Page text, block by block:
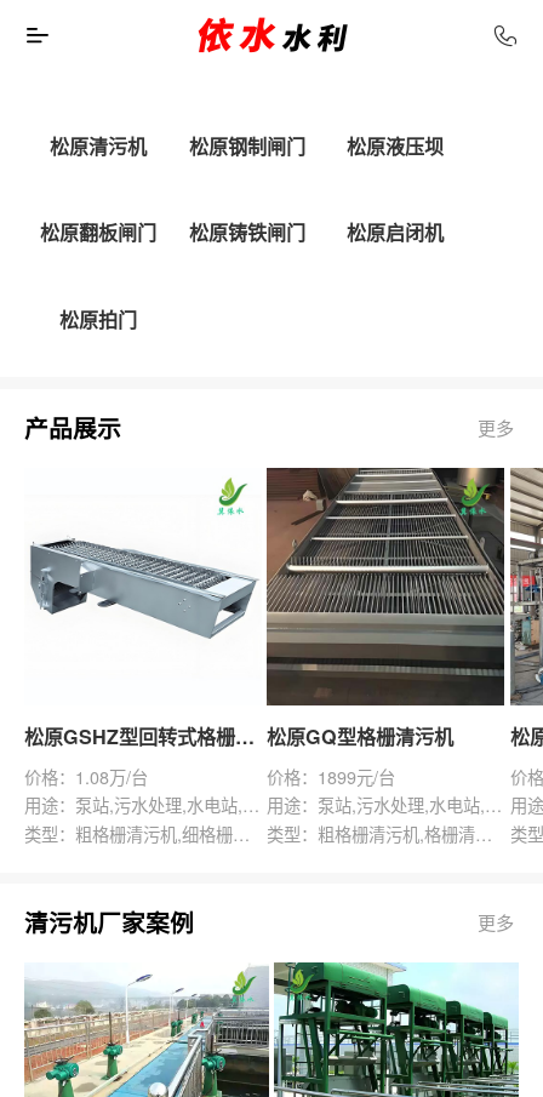
松原清污机 松原钢制闸门 松原液压坝
松原翻板闸门 松原铸铁闸门 松原启闭机
松原拍门
产品展示 更多
松原GSHZ型回转式格栅除污机
价格：1.08万/台
用途：泵站,污水处理,水电站,自来水厂,渠道,水产养殖,化工,纺织,给排水工程
类型：粗格栅清污机,细格栅清污机,格栅清污机,回转式清污机
松原GQ型格栅清污机
价格：1899元/台
用途：泵站,污水处理,水电站,自来水厂,给排水工程
类型：粗格栅清污机,格栅清污机,回转式清污机
价
清污机厂家案例 更多